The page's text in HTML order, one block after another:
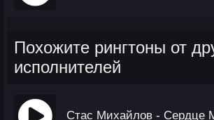
Похожите рингтоны от
исполнителей
Стас Михайлов - Сердце